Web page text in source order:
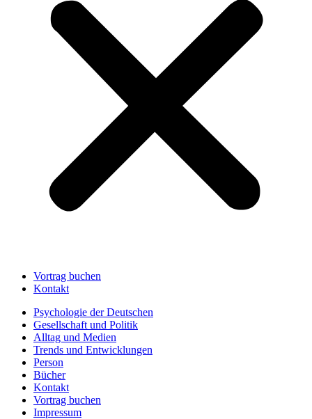
Vortrag buchen
Kontakt
Psychologie der Deutschen
Gesellschaft und Politik
Alltag und Medien
Trends und Entwicklungen
Person
Bücher
Kontakt
Vortrag buchen
Impressum